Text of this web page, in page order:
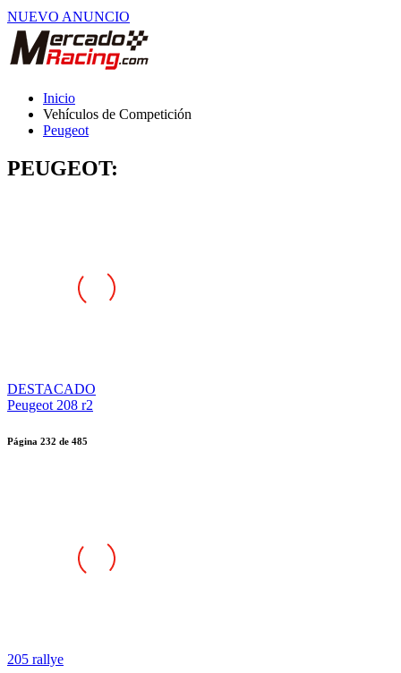
NUEVO ANUNCIO
Inicio
Vehículos de Competición
Peugeot
PEUGEOT:
DESTACADO
Peugeot 208 r2
Página 232 de 485
205 rallye